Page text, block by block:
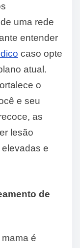
uma rede
entender
caso opte
atual.
o
e seu
as
lesão
e
de
é